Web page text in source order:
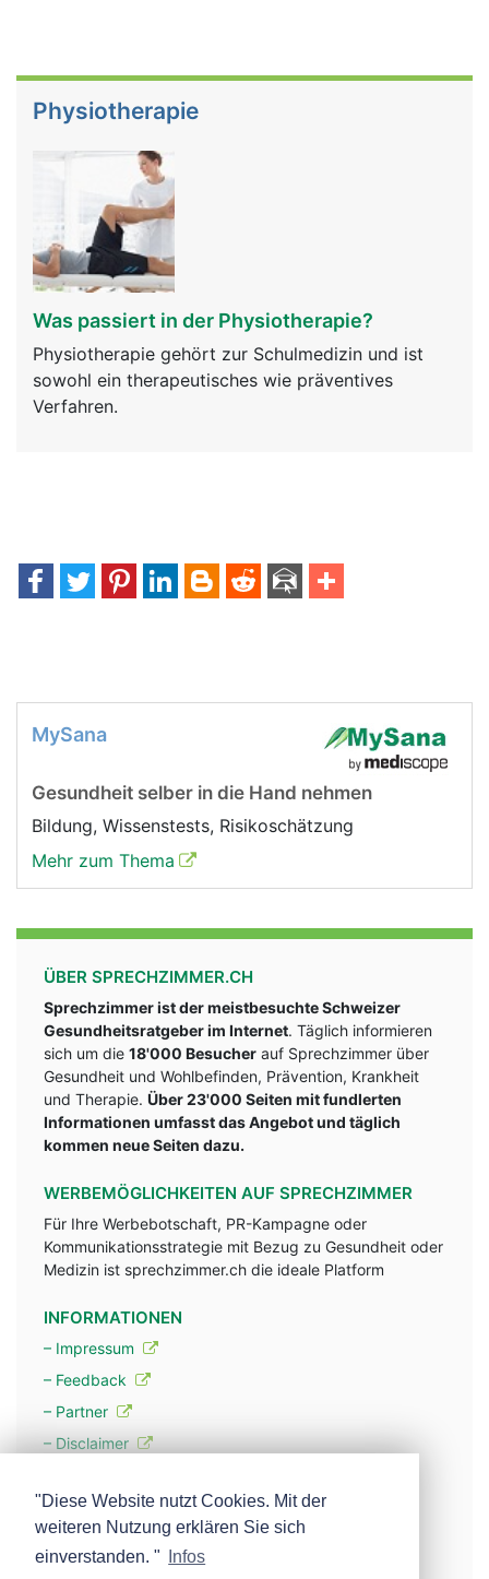
Physiotherapie
Was passiert in der Physiotherapie?
Physiotherapie gehört zur Schulmedizin und ist
sowohl ein therapeutisches wie präventives
Verfahren.
MySana
Gesundheit selber in die Hand nehmen
Bildung, Wissenstests, Risikoschätzung
Mehr zum Thema
ÜBER SPRECHZIMMER.CH
Sprechzimmer ist der meistbesuchte Schweizer
Gesundheitsratgeber im Internet. Täglich informieren
sich um die 18'000 Besucher auf Sprechzimmer über
Gesundheit und Wohlbefinden, Prävention, Krankheit
und Therapie. Über 23'000 Seiten mit fundlerten
Informationen umfasst das Angebot und täglich
kommen neue Seiten dazu.
WERBEMÖGLICHKEITEN AUF SPRECHZIMMER
Für Ihre Werbebotschaft, PR-Kampagne oder
Kommunikationsstrategie mit Bezug zu Gesundheit oder
Medizin ist sprechzimmer.ch die ideale Platform
INFORMATIONEN
– Impressum
– Feedback
– Partner
– Disclaimer
– Werbung
– Mehr über unsere Experten
"Diese Website nutzt Cookies. Mit der
weiteren Nutzung erklären Sie sich
einverstanden. "
Infos